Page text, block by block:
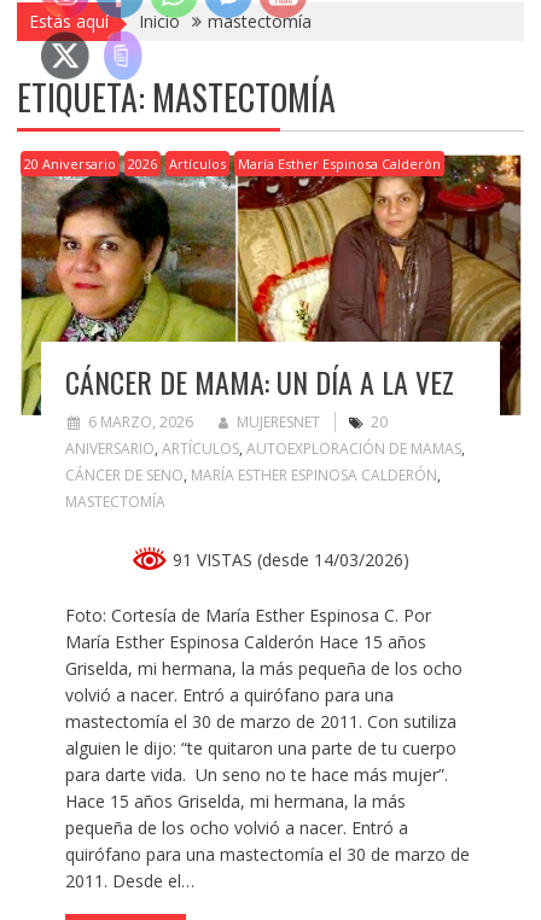
Estás aquí Inicio mastectomía
ETIQUETA: MASTECTOMÍA
20 Aniversario 2026 Artículos María Esther Espinosa Calderón
CÁNCER DE MAMA: UN DÍA A LA VEZ
6 MARZO, 2026 MUJERESNET
20
ANIVERSARIO, ARTÍCULOS, AUTOEXPLORACIÓN DE MAMAS,
CÁNCER DE SENO, MARÍA ESTHER ESPINOSA CALDERÓN,
MASTECTOMÍA
91 VISTAS (desde 14/03/2026)
Foto: Cortesía de María Esther Espinosa C. Por
María Esther Espinosa Calderón Hace 15 años
Griselda, mi hermana, la más pequeña de los ocho
volvió a nacer. Entró a quirófano para una
mastectomía el 30 de marzo de 2011. Con sutiliza
alguien le dijo: “te quitaron una parte de tu cuerpo
para darte vida. Un seno no te hace más mujer”.
Hace 15 años Griselda, mi hermana, la más
pequeña de los ocho volvió a nacer. Entró a
quirófano para una mastectomía el 30 de marzo de
2011. Desde el…